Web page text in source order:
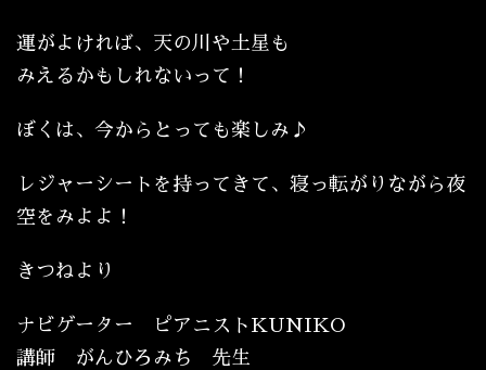
運がよければ、天の川や土星も
みえるかもしれないって！
ぼくは、今からとっても楽しみ♪
レジャーシートを持ってきて、寝っ転がりながら夜
空をみよよ！
きつねより
ナビゲーター ピアニストKUNIKO
講師 がんひろみち 先生